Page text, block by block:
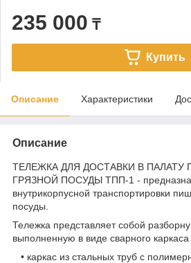
235 000 ₸
Купить
Описание Характеристики
Описание
ТЕЛЕЖКА ДЛЯ ДОСТАВКИ В ПАЛАТУ
ГРЯЗНОЙ ПОСУДЫ ТПП-1 -
внутрикорпусной транспортировки
посуды.
Тележка представляет собой
выполненную в виде сварного
• каркас из стальных труб с